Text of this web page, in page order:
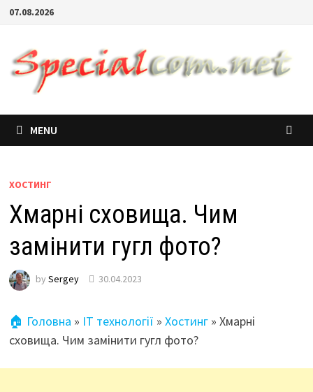
07.08.2026
MENU
ХОСТИНГ
Хмарні сховища. Чим
замінити гугл фото?
by Sergey 30.04.2023
🏠 Головна » IT технології » Хостинг» Хмарні
сховища. Чим замінити гугл фото?